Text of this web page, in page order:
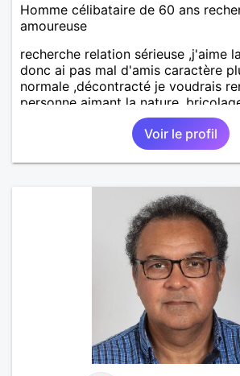
Homme célibataire de 60 ans
amoureuse
recherche relation sérieuse ,j'aime
donc ai pas mal d'amis caractère
normale ,décontracté je voudrais
personne aimant la nature
simple et naturel à vos claviers
Voir le profil